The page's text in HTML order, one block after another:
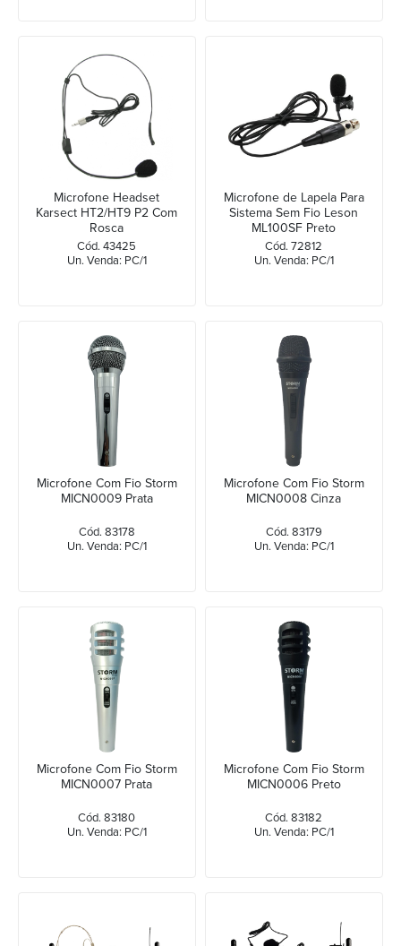
Microfone Headset
Karsect HT2/HT9 P2 Com
Rosca
Cód. 43425
Un. Venda: PC/1
Microfone de Lapela Para
Sistema Sem Fio Leson
ML100SF Preto
Cód. 72812
Un. Venda: PC/1
Microfone Com Fio Storm
MICN0009 Prata
Cód. 83178
Un. Venda: PC/1
Microfone Com Fio Storm
MICN0008 Cinza
Cód. 83179
Un. Venda: PC/1
Microfone Com Fio Storm
MICN0007 Prata
Cód. 83180
Un. Venda: PC/1
Microfone Com Fio Storm
MICN0006 Preto
Cód. 83182
Un. Venda: PC/1